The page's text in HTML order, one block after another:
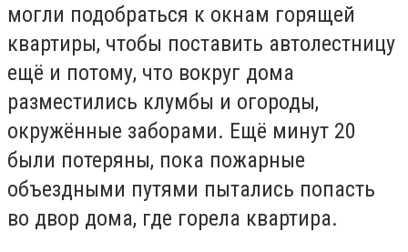
могли подобраться к окнам горящей
квартиры, чтобы поставить автолестницу
ещё и потому, что вокруг дома
разместились клумбы и огороды,
окружённые заборами. Ещё минут 20
были потеряны, пока пожарные
объездными путями пытались попасть
во двор дома, где горела квартира.